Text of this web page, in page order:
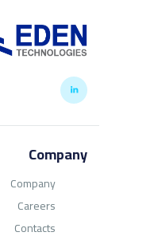
Company
Company
Careers
Contacts